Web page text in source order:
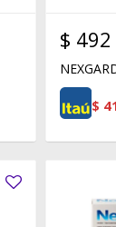
$ 492
$